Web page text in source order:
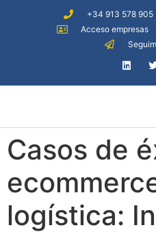
+34 913 578 905
Acceso empresas
Casos de
logística: